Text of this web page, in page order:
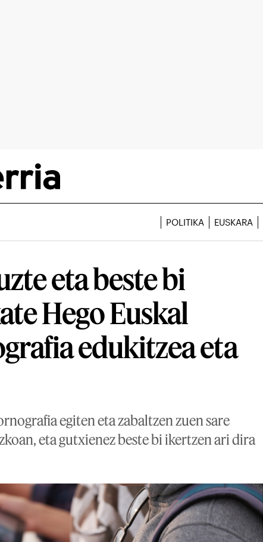
POLITIKA EUSKARA
eta beste bi
Hego Euskal
edukitzea eta
egiten eta zabaltzen zuen sare
eta gutxienez beste bi ikertzen ari dira